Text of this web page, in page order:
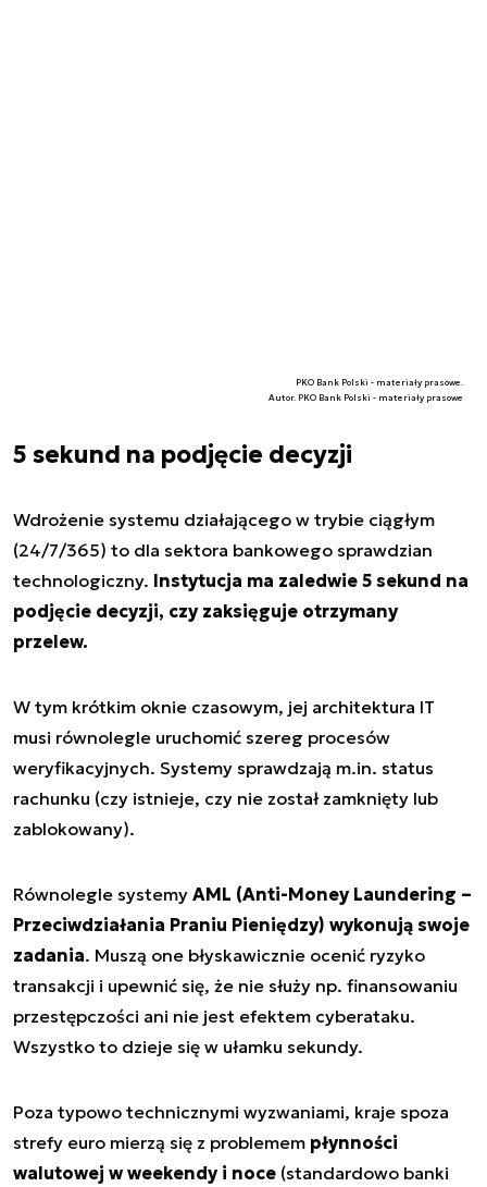
PKO Bank Polski - materiały prasowe.
Autor. PKO Bank Polski - materiały prasowe
5 sekund na podjęcie decyzji
Wdrożenie systemu działającego w trybie ciągłym
(24/7/365) to dla sektora bankowego sprawdzian
technologiczny. Instytucja ma zaledwie 5 sekund na
podjęcie decyzji, czy zaksięguje otrzymany
przelew.
W tym krótkim oknie czasowym, jej architektura IT
musi równolegle uruchomić szereg procesów
weryfikacyjnych. Systemy sprawdzają m.in. status
rachunku (czy istnieje, czy nie został zamknięty lub
zablokowany).
Równolegle systemy AML (Anti-Money Laundering –
Przeciwdziałania Praniu Pieniędzy) wykonują swoje
zadania. Muszą one błyskawicznie ocenić ryzyko
transakcji i upewnić się, że nie służy np. finansowaniu
przestępczości ani nie jest efektem cyberataku.
Wszystko to dzieje się w ułamku sekundy.
Poza typowo technicznymi wyzwaniami, kraje spoza
strefy euro mierzą się z problemem płynności
walutowej w weekendy i noce (standardowo banki